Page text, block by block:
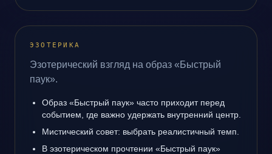
ЭЗОТЕРИКА
Эзотерический взгляд на образ «Быстрый
паук».
Образ «Быстрый паук» часто приходит перед
событием, где важно удержать внутренний центр.
Мистический совет: выбрать реалистичный темп.
В эзотерическом прочтении «Быстрый паук»